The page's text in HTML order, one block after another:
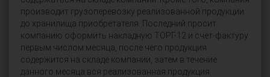
производит грузоперевозку реализованной продукции
до хранилища приобретателя. Последний просит
компанию оформить накладную ТОРГ-12 и счёт-фактуру
первым числом месяца, после чего продукция
содержится на складе компании, затем в течение
данного месяца вся реализованная продукция